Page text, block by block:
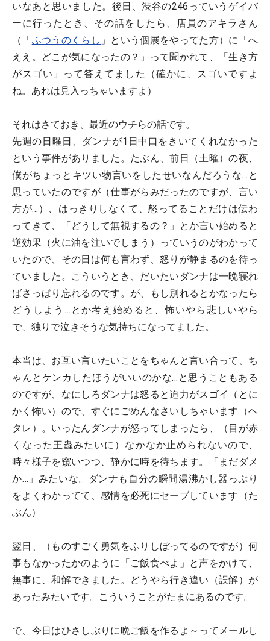
いなあと思いました。後日、渋谷の246っていうゲイバ
ーに行ったとき、その話をしたら、店員のアキラさん
（「ふつうのくらし 」という個展をやってた方）に「へ
ええ。どこが気になったの？」って聞かれて、「生き方
がスゴい」って答えてました（確かに、スゴいですよ
ね。あれは見入っちゃいますよ）
それはさておき、最近のウチらの話です。
先週の日曜日、ダンナが1日中口をきいてくれなかった
という事件がありました。たぶん、前日（土曜）の夜、
僕がちょっとキツい物言いをしたせいなんだろうな…と
思っていたのですが（仕事がらみだったのですが、言い
方が…）、はっきりしなくて、怒ってることだけは伝わ
ってきて、「どうして無視するの？」とか言い始めると
逆効果（火に油を注いでしまう）っていうのがわかって
いたので、その日は何も言わず、怒りが静まるのを待っ
ていました。こういうとき、だいたいダンナは一晩寝れ
ばさっぱり忘れるのです。が、もし別れるとかなったら
どうしよう…とか考え始めると、怖いやら悲しいやら
で、独りで泣きそうな気持ちになってました。
本当は、お互い言いたいことをちゃんと言い合って、ち
ゃんとケンカしたほうがいいのかな…と思うこともある
のですが、なにしろダンナは怒ると迫力がスゴイ（とに
かく怖い）ので、すぐにごめんなさいしちゃいます（ヘ
タレ）。いったんダンナが怒ってしまったら、（目が赤
くなった王蟲みたいに）なかなか止められないので、
時々様子を窺いつつ、静かに時を待ちます。「まだダメ
か…」みたいな。ダンナも自分の瞬間湯沸かし器っぷり
をよくわかってて、感情を必死にセーブしています（た
ぶん）
翌日、（ものすごく勇気をふりしぼってるのですが）何
事もなかったかのように「ご飯食べよ」と声をかけて、
無事に、和解できました。どうやら行き違い（誤解）が
あったみたいです。こういうことがたまにあるのです。
で、今日はひさしぶりに晩ご飯を作るよ～ってメールし